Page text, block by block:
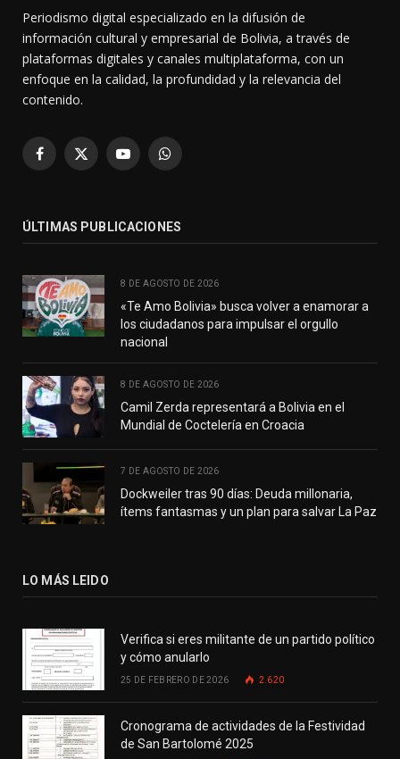
Periodismo digital especializado en la difusión de
información cultural y empresarial de Bolivia, a través de
plataformas digitales y canales multiplataforma, con un
enfoque en la calidad, la profundidad y la relevancia del
contenido.
Facebook
X
YouTubeWhatsApp
ÚLTIMAS PUBLICACIONES
8 DE AGOSTO DE 2026
«Te Amo Bolivia» busca volver a enamorar a
los ciudadanos para impulsar el orgullo
nacional
8 DE AGOSTO DE 2026
Camil Zerda representará a Bolivia en el
Mundial de Coctelería en Croacia
7 DE AGOSTO DE 2026
Dockweiler tras 90 días: Deuda millonaria,
ítems fantasmas y un plan para salvar La Paz
LO MÁS LEIDO
Verifica si eres militante de un partido político
y cómo anularlo
25 DE FEBRERO DE 2026 2.620
Cronograma de actividades de la Festividad
de San Bartolomé 2025